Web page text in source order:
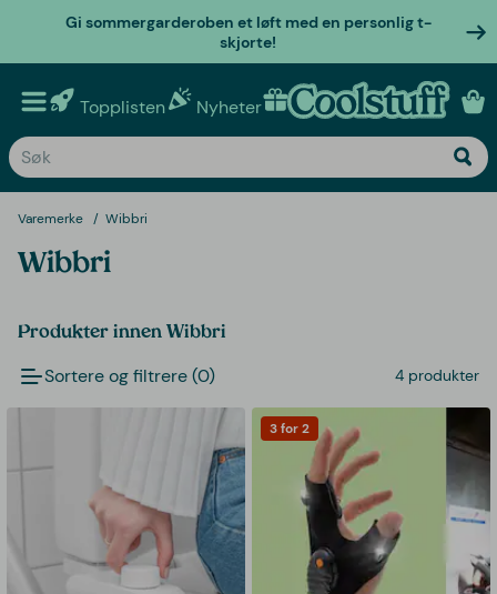
Gi sommergarderoben et løft med en personlig t-
skjorte!
Topplisten Nyheter Personlige gaver
Varemerke Wibbri
Wibbri
Produkter innen Wibbri
Sortere og filtrere (0) 4 produkter
3 for 2